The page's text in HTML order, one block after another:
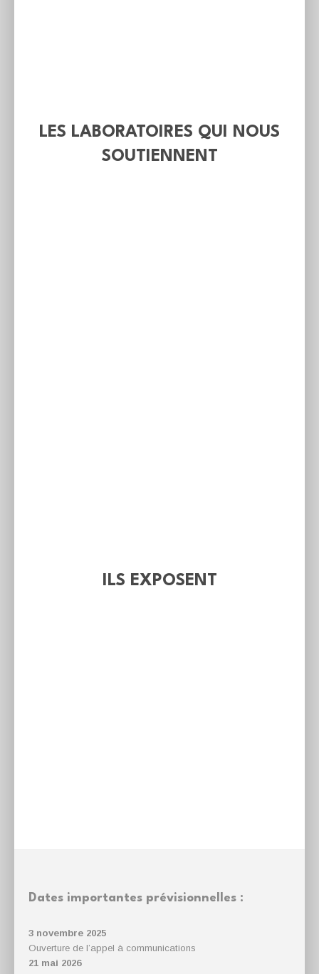
LES LABORATOIRES QUI NOUS
SOUTIENNENT
ILS EXPOSENT
Dates importantes prévisionnelles :
3 novembre 2025
Ouverture de l’appel à communications
21 mai 2026